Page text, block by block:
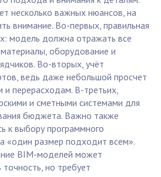
несколько важных нюансов, на
внимание. Во-первых, правильная
модель должна отражать все
оборудование и
Во-вторых, учёт
ведь даже небольшой просчет
перерасходам. В-третьих,
и сметными системами для
бюджета. Важно также
к выбору программного
«один размер подходит всем».
BIM-моделей может
но требует